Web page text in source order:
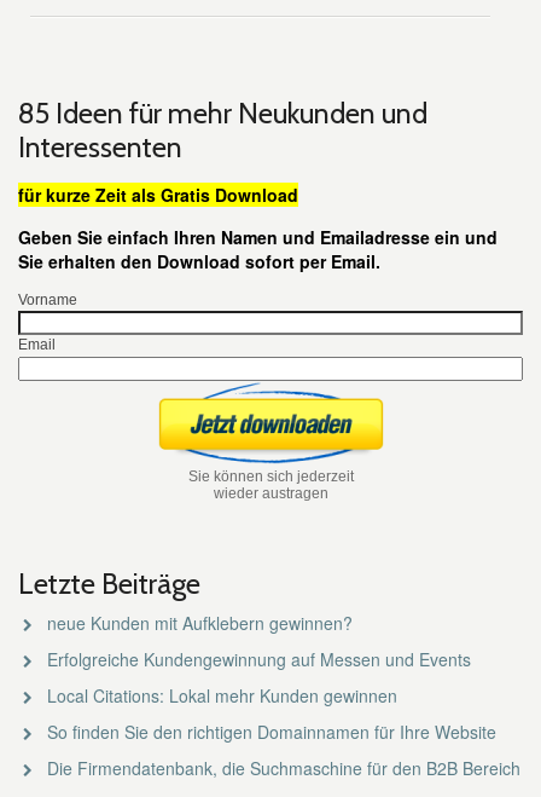
85 Ideen für mehr Neukunden und
Interessenten
für kurze Zeit als Gratis Download
Geben Sie einfach Ihren Namen und Emailadresse ein und
Sie erhalten den Download sofort per Email.
Vorname
Email
Sie können sich jederzeit
wieder austragen
Letzte Beiträge
neue Kunden mit Aufklebern gewinnen?
Erfolgreiche Kundengewinnung auf Messen und Events
Local Citations: Lokal mehr Kunden gewinnen
So finden Sie den richtigen Domainnamen für Ihre Website
Die Firmendatenbank, die Suchmaschine für den B2B Bereich